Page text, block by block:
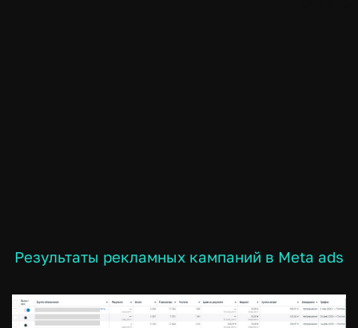
Результаты рекламных кампаний в Meta ads